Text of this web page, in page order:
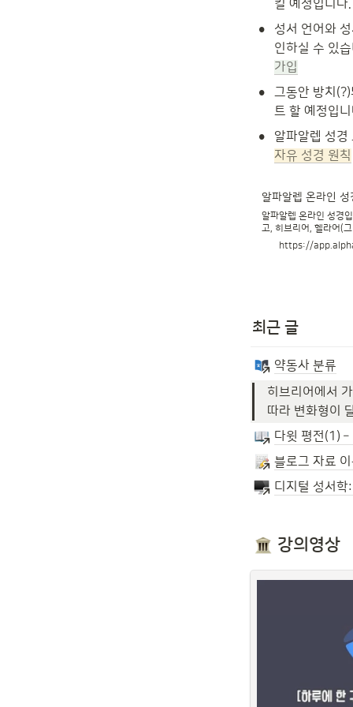
킬 예정입니다.
•
성서 언어와
인하실 수 있
가입
•
그동안 방치
트 할 예정입
•
자유 성경 원칙
알파알렙 온라인
알파알렙 온라인 성경
고, 히브리어, 헬라어(
기능을 지원합니다.
https://
최근 글
약동사 분류
히브리어에서
따라 변화형이
다윗 평전(1)
블로그 자료
디지털 성서학
강의영상